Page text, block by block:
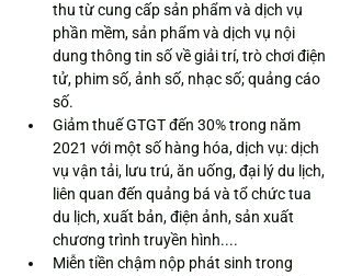
thu từ cung cấp sản phẩm và dịch vụ
phần mềm, sản phẩm và dịch vụ nội
dung thông tin số về giải trí, trò chơi điện
tử, phim số, ảnh số, nhạc số; quảng cáo
số.
Giảm thuế GTGT đến 30% trong năm
2021 với một số hàng hóa, dịch vụ: dịch
vụ vận tải, lưu trú, ăn uống, đại lý du lịch,
liên quan đến quảng bá và tổ chức tua
du lịch, xuất bản, điện ảnh, sản xuất
chương trình truyền hình....
Miễn tiền chậm nộp phát sinh trong